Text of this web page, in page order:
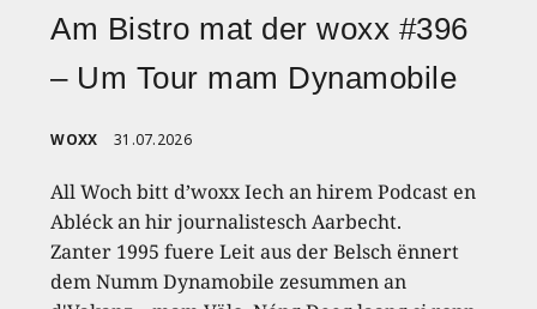
Am Bistro mat der woxx #396
– Um Tour mam Dynamobile
WOXX 31.07.2026
All Woch bitt d’woxx Iech an hirem Podcast en
Abléck an hir journalistesch Aarbecht.
Zanter 1995 fuere Leit aus der Belsch ënnert
dem Numm Dynamobile zesummen an